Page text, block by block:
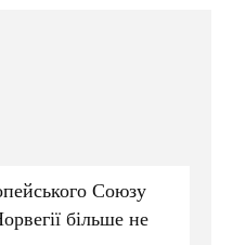
Союзу
більше не